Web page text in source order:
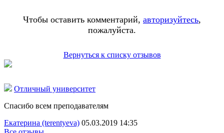
Чтобы оставить комментарий, авторизуйтесь,
пожалуйста.
Вернуться к списку отзывов
Отличный университет
Спасибо всем преподавателям
Екатерина (terentyeva) 05.03.2019 14:35